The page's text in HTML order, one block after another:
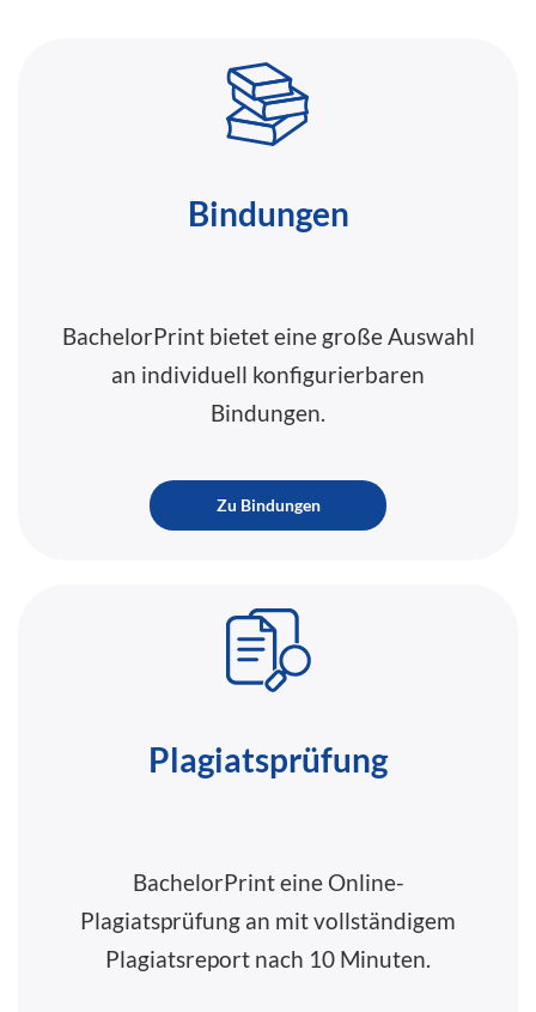
Bindungen
BachelorPrint bietet eine große Auswahl
an individuell konfigurierbaren
Bindungen.
Zu Bindungen
Plagiatsprüfung
BachelorPrint eine Online-
Plagiatsprüfung an mit vollständigem
Plagiatsreport nach 10 Minuten.